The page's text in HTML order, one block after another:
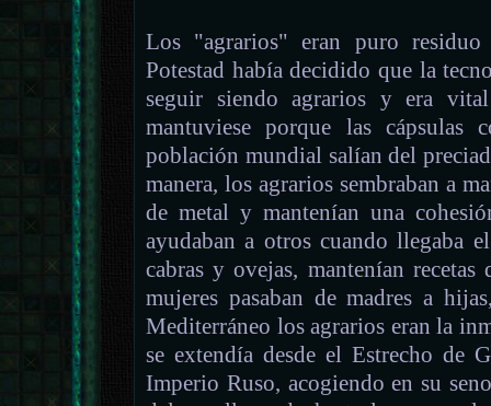
Los "agrarios" eran puro
Potestad había decidido que la
seguir siendo agrarios y era
mantuviese porque las cápsulas
población mundial salían del
manera, los agrarios sembraban a
de metal y mantenían una
ayudaban a otros cuando llegaba
cabras y ovejas, mantenían
mujeres pasaban de madres a
Mediterráneo los agrarios eran la
se extendía desde el Estrecho de
Imperio Ruso, acogiendo en su